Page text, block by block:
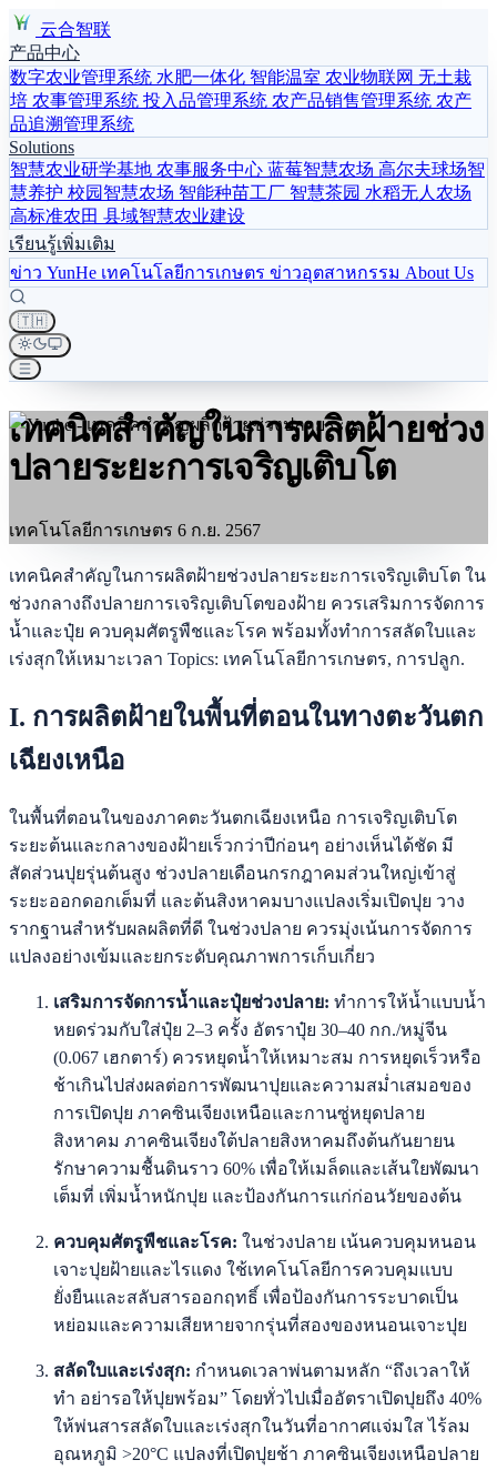
云合智联
产品中心
数字农业管理系统 水肥一体化 智能温室 农业物联网 无土栽
培 农事管理系统 投入品管理系统 农产品销售管理系统 农产
品追溯管理系统
Solutions
智慧农业研学基地 农事服务中心 蓝莓智慧农场 高尔夫球场智
慧养护 校园智慧农场 智能种苗工厂 智慧茶园 水稻无人农场
高标准农田 县域智慧农业建设
เรียนรู้เพิ่มเติม
ข่าว YunHe เทคโนโลยีการเกษตร ข่าวอุตสาหกรรม About Us
🇹🇭
เทคนิคสำคัญในการผลิตฝ้ายช่วง
ปลายระยะการเจริญเติบโต
เทคโนโลยีการเกษตร 6 ก.ย. 2567
เทคนิคสำคัญในการผลิตฝ้ายช่วงปลายระยะการเจริญเติบโต ใน
ช่วงกลางถึงปลายการเจริญเติบโตของฝ้าย ควรเสริมการจัดการ
น้ำและปุ๋ย ควบคุมศัตรูพืชและโรค พร้อมทั้งทำการสลัดใบและ
เร่งสุกให้เหมาะเวลา Topics: เทคโนโลยีการเกษตร, การปลูก.
I. การผลิตฝ้ายในพื้นที่ตอนในทางตะวันตก
เฉียงเหนือ
ในพื้นที่ตอนในของภาคตะวันตกเฉียงเหนือ การเจริญเติบโต
ระยะต้นและกลางของฝ้ายเร็วกว่าปีก่อนๆ อย่างเห็นได้ชัด มี
สัดส่วนปุยรุ่นต้นสูง ช่วงปลายเดือนกรกฎาคมส่วนใหญ่เข้าสู่
ระยะออกดอกเต็มที่ และต้นสิงหาคมบางแปลงเริ่มเปิดปุย วาง
รากฐานสำหรับผลผลิตที่ดี ในช่วงปลาย ควรมุ่งเน้นการจัดการ
แปลงอย่างเข้มและยกระดับคุณภาพการเก็บเกี่ยว
เสริมการจัดการน้ำและปุ๋ยช่วงปลาย: ทำการให้น้ำแบบน้ำ
หยดร่วมกับใส่ปุ๋ย 2–3 ครั้ง อัตราปุ๋ย 30–40 กก./หมู่จีน
(0.067 เฮกตาร์) ควรหยุดน้ำให้เหมาะสม การหยุดเร็วหรือ
ช้าเกินไปส่งผลต่อการพัฒนาปุยและความสม่ำเสมอของ
การเปิดปุย ภาคซินเจียงเหนือและกานซู่หยุดปลาย
สิงหาคม ภาคซินเจียงใต้ปลายสิงหาคมถึงต้นกันยายน
รักษาความชื้นดินราว 60% เพื่อให้เมล็ดและเส้นใยพัฒนา
เต็มที่ เพิ่มน้ำหนักปุย และป้องกันการแก่ก่อนวัยของต้น
ควบคุมศัตรูพืชและโรค: ในช่วงปลาย เน้นควบคุมหนอน
เจาะปุยฝ้ายและไรแดง ใช้เทคโนโลยีการควบคุมแบบ
ยั่งยืนและสลับสารออกฤทธิ์ เพื่อป้องกันการระบาดเป็น
หย่อมและความเสียหายจากรุ่นที่สองของหนอนเจาะปุย
สลัดใบและเร่งสุก: กำหนดเวลาพ่นตามหลัก “ถึงเวลาให้
ทำ อย่ารอให้ปุยพร้อม” โดยทั่วไปเมื่ออัตราเปิดปุยถึง 40%
ให้พ่นสารสลัดใบและเร่งสุกในวันที่อากาศแจ่มใส ไร้ลม
อุณหภูมิ >20°C แปลงที่เปิดปุยช้า ภาคซินเจียงเหนือปลาย